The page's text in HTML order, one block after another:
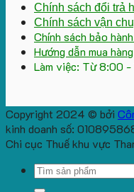
Chính sách đổi trả
Chính sách vận
Chính sách bảo
Hướng dẫn mua hàng
Làm việc: Từ 8:00 -
Copyright 2024 © bởi
kinh doanh số:
Chi cục Thuế khu vực
Search
for: